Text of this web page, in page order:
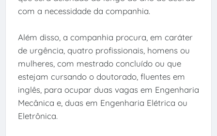
com a necessidade da companhia.
Além disso, a companhia procura, em caráter
de urgência, quatro profissionais, homens ou
mulheres, com mestrado concluído ou que
estejam cursando o doutorado, fluentes em
inglês, para ocupar duas vagas em Engenharia
Mecânica e, duas em Engenharia Elétrica ou
Eletrônica.